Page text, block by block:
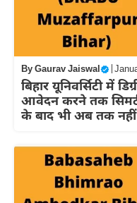
ByGaurav Jaiswal
बिहार यूनिवर्सिटी में
आवेदन करने तक
के बाद भी अब तक नहीं